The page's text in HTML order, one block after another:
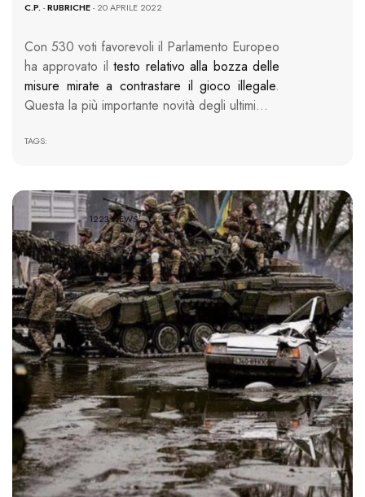
C.P. -RUBRICHE- 20 APRILE 2022
Con 530 voti favorevoli il Parlamento Europeo
ha approvato iltesto relativo alla bozza delle
misure mirate a contrastare il gioco illegale.
Questa la più importante novità degli ultimi…
TAGS:
1223 VIEWS